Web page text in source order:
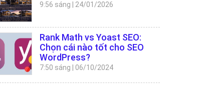
9:56 sáng 24/01/2026
Rank Math vs Yoast SEO:
Chọn cái nào tốt cho SEO
WordPress?
7:50 sáng 06/10/2024